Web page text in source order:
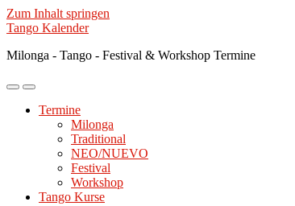
Zum Inhalt springen
Tango Kalender
Milonga - Tango - Festival & Workshop Termine
Mobile-
ein-/ausblenden
Suchfeld
ein-/ausblenden
Termine
Milonga
Traditional
NEO/NUEVO
Festival
Workshop
Tango Kurse